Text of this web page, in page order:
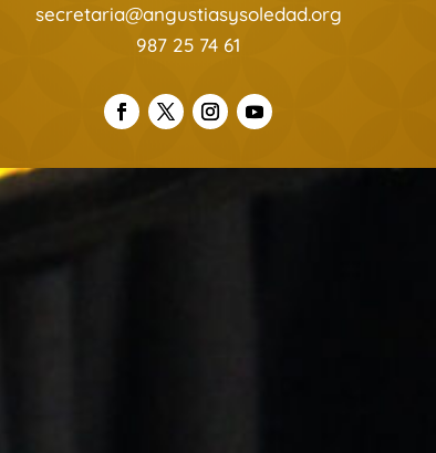
secretaria@angustiasysoledad.org
987 25 74 61